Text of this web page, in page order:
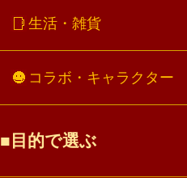
生活・雑貨
コラボ・キャラクター
目的で選ぶ